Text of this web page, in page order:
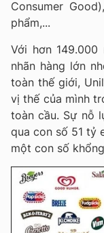
Consumer
phẩm,...
Với hơn
nhãn hàng lớn
toàn thế giới,
vị thế của mình
toàn cầu. Sự nỗ
qua con số 51 tỷ
một con số